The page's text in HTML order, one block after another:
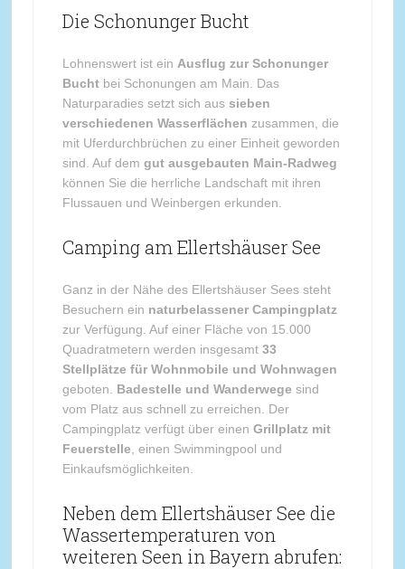
Die Schonunger Bucht
Lohnenswert ist ein Ausflug zur Schonunger
Buchtbei Schonungen am Main. Das
Naturparadies setzt sich aus sieben
verschiedenen Wasserflächen zusammen, die
mit Uferdurchbrüchen zu einer Einheit geworden
sind. Auf dem gut ausgebauten Main-Radweg
können Sie die herrliche Landschaft mit ihren
Flussauen und Weinbergen erkunden.
Camping am Ellertshäuser See
Ganz in der Nähe des Ellertshäuser Sees steht
Besuchern ein naturbelassener Campingplatz
zur Verfügung. Auf einer Fläche von 15.000
Quadratmetern werden insgesamt 33
Stellplätze für Wohnmobile und Wohnwagen
geboten. Badestelle und Wanderwege sind
vom Platz aus schnell zu erreichen. Der
Campingplatz verfügt über einen Grillplatz mit
Feuerstelle , einen Swimmingpool und
Einkaufsmöglichkeiten.
Neben dem Ellertshäuser See die
Wassertemperaturen von
weiteren Seen in Bayern abrufen: